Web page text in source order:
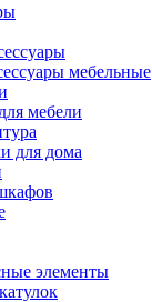
мебельные
мебели
для дома
элементы